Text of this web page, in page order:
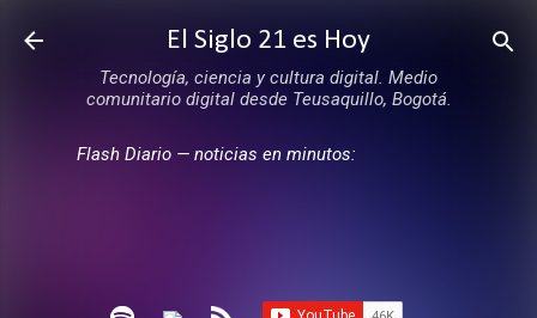
Ir al contenido principal
El Siglo 21 es Hoy
Tecnología, ciencia y cultura digital. Medio
comunitario digital desde Teusaquillo, Bogotá.
Flash Diario — noticias en minutos: